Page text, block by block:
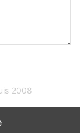
2008